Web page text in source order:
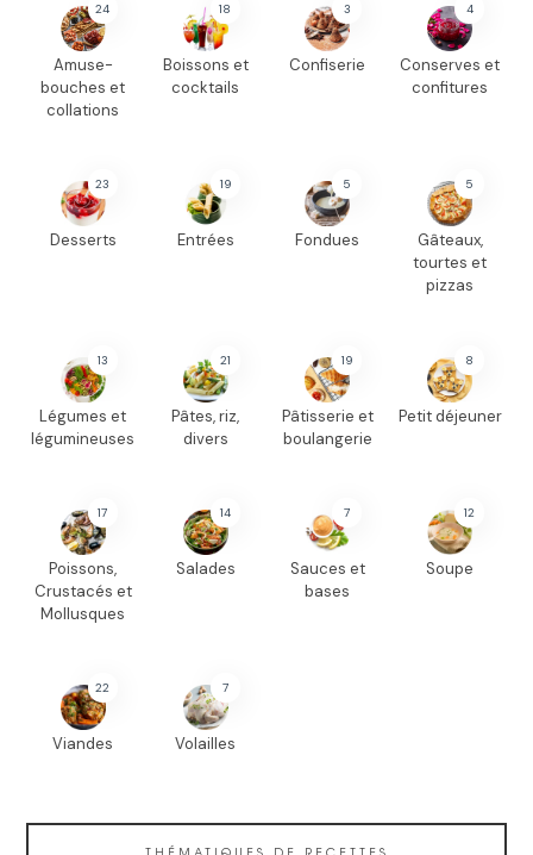
24
Amuse-
bouches et
collations
18
Boissons et
cocktails
3
Confiserie
4
Conserves et
confitures
23
Desserts
19
Entrées
5
Fondues
5
Gâteaux,
tourtes et
pizzas
13
Légumes et
légumineuses
21
Pâtes, riz,
divers
19
Pâtisserie et
boulangerie
8
Petit déjeuner
17
Poissons,
Crustacés et
Mollusques
14
Salades
7
Sauces et
bases
12
Soupe
22
Viandes
7
Volailles